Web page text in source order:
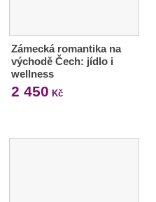
Zámecká romantika na
východě Čech: jídlo i
wellness
2 450 Kč